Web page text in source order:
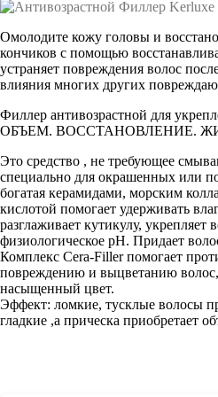
Омолодите кожу головы и
кончиков с помощью
устраняет повреждения волос
влияния многих других
Филлер антивозрастной для
ОБЪЕМ. ВОССТАНОВЛЕНИЕ.
Это средство , не требующее
специально для окрашенных или
богатая керамидами, морским
кислотой помогает удерживать
разглаживает кутикулу, укрепляет
физиологическое pH. Придает
Комплекс Cera-Filler помогает
повреждению и выцветанию
насыщенный цвет.
Эффект: ломкие, тусклые волосы
гладкие ,а прическа приобретает